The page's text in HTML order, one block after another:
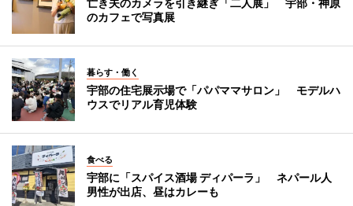
のカフェで写真展
暮らす・働く
宇部の住宅展示場で「パパママサロン」 モデルハ
ウスでリアル育児体験
食べる
宇部に「スパイス酒場 ディパーラ」 ネパール人
男性が出店、昼はカレーも